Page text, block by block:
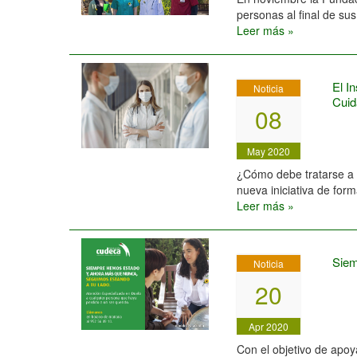
personas al final de
Leer más »
Noticia
08
May 2020
El
¿Cómo debe tratarse
nueva iniciativa de
Leer más »
Noticia
20
Apr 2020
Con el objetivo de